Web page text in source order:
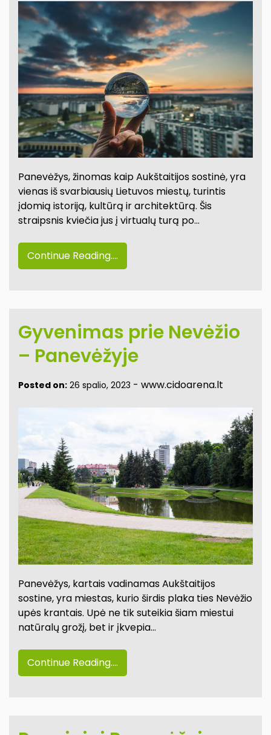
Panevėžys, žinomas kaip Aukštaitijos sostinė, yra
vienas iš svarbiausių Lietuvos miestų, turintis
įdomią istoriją, kultūrą ir architektūrą. Šis
straipsnis kviečia jus į virtualų turą po…
Continue Reading....
Gyvenimas prie Nevėžio
– Panevėžyje
Posted on: 26 spalio, 2023 - www.cidoarena.lt
Panevėžys, kartais vadinamas Aukštaitijos
sostine, yra miestas, kurio širdis plaka ties Nevėžio
upės krantais. Upė ne tik suteikia šiam miestui
natūralų grožį, bet ir įkvepia…
Continue Reading....